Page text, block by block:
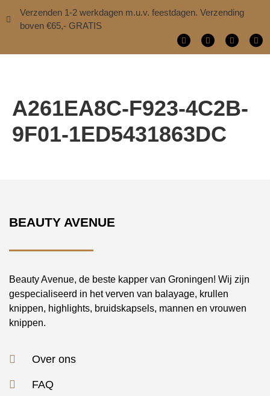
Verzenden 1-2 werkdagen m.u.v. feestdagen. Verzending
boven €65,- GRATIS
A261EA8C-F923-4C2B-
9F01-1ED5431863DC
BEAUTY AVENUE
Beauty Avenue, de beste kapper van Groningen! Wij zijn
gespecialiseerd in het verven van balayage, krullen
knippen, highlights, bruidskapsels, mannen en vrouwen
knippen.
Over ons
FAQ